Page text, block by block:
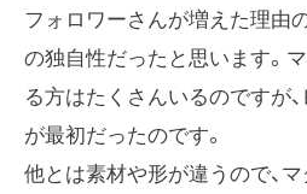
フォロワーさんが増えた理由
の独自性だったと思います。
る方はたくさんいるのですが
が最初だったのです。
他とは素材や形が違うので、